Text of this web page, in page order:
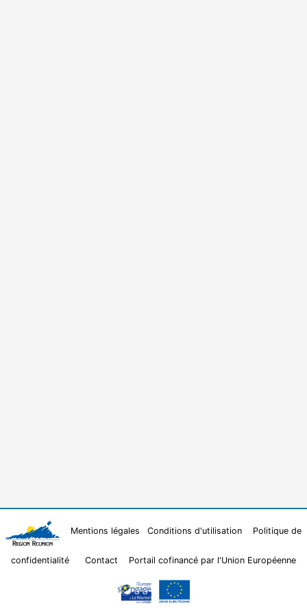
Mentions légales Conditions d'utilisation Politique de
confidentialité Contact Portail cofinancé par l'Union Européenne